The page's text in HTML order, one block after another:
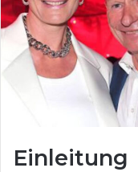
Einleitung